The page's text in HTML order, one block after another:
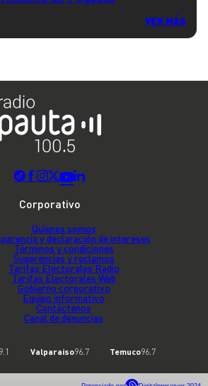
VER MÁS
Corporativo
Quienes somos
y declaración de intereses
Términos y condiciones
Sugerencias y reclamos
Tarifas Electorales Radio
Tarifas Electorales Web
Gobierno corporativo
Equipo informativo
Contáctenos
Canal de denuncias
Valparaíso96.7 Temuco96.7